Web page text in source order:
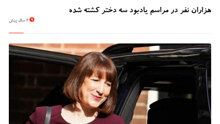
هزاران نفر در مراسم یادبود سه دختر کشته شده
2 سال پیش